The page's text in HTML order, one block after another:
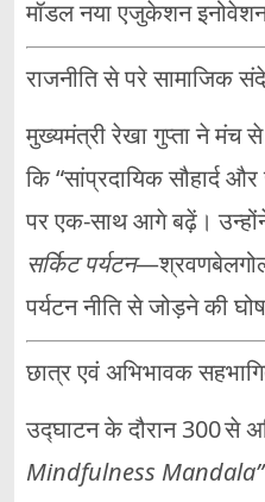
मॉडल नया एजुकेशन
राजनीति से परे सामाजिक
मुख्यमंत्री रेखा गुप्ता ने मंच
कि “सांप्रदायिक सौहार्द
पर एक‑साथ आगे बढ़ें।
सर्किट पर्यटन
पर्यटन नीति से जोड़ने की
छात्र एवं अभिभावक
उद्घाटन के दौरान 300 से
Mindfulness Mandala”